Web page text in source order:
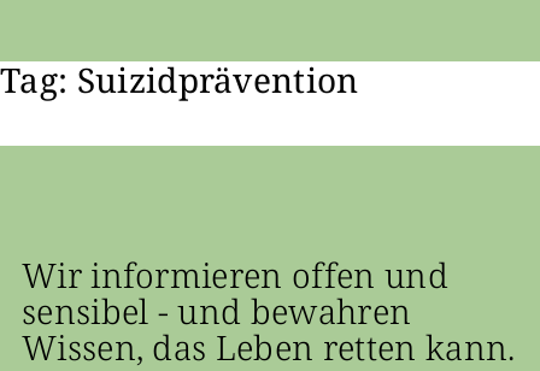
Zum Hauptinhalt springen
Tag: Suizidprävention
Wir informieren offen und
sensibel - und bewahren
Wissen, das Leben retten kann.